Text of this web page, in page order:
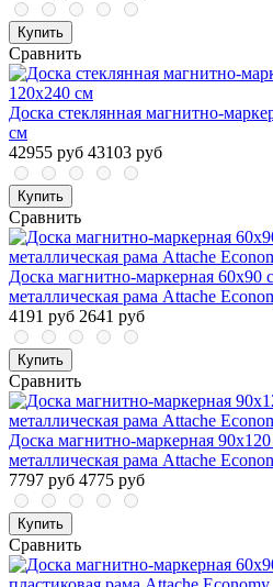
Купить
Сравнить
Доска стеклянная магнитно-
см
42955 руб 43103 руб
Купить
Сравнить
Доска магнитно-маркерная 60x90
металлическая рама Attache
4191 руб 2641 руб
Купить
Сравнить
Доска магнитно-маркерная
металлическая рама Attache
7797 руб 4775 руб
Купить
Сравнить